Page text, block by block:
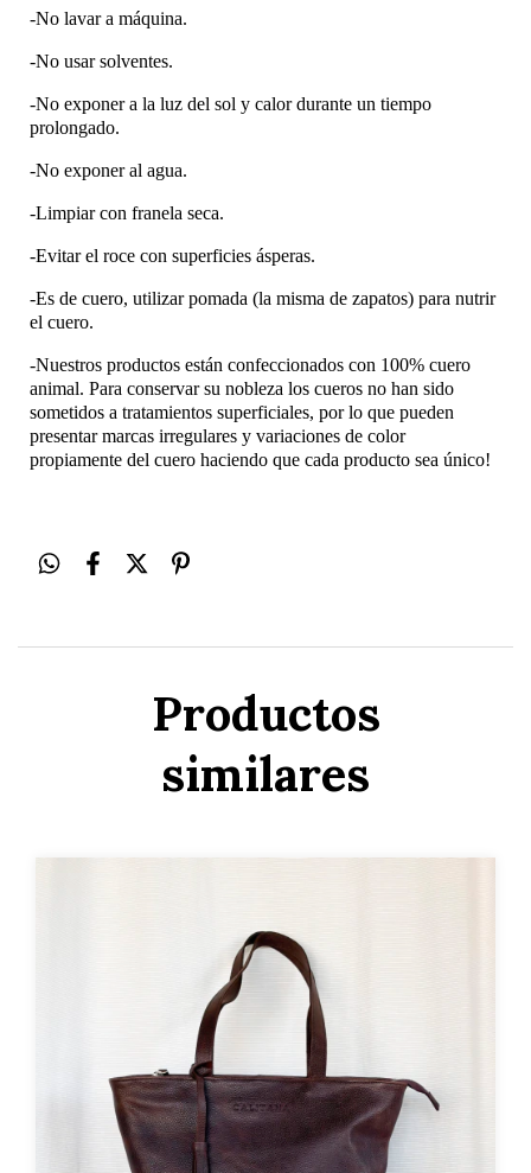
-No lavar a máquina.
-No usar solventes.
-No exponer a la luz del sol y calor durante un tiempo
prolongado.
-No exponer al agua.
-Limpiar con franela seca.
-Evitar el roce con superficies ásperas.
-Es de cuero, utilizar pomada (la misma de zapatos) para nutrir
el cuero.
-Nuestros productos están confeccionados con 100% cuero
animal. Para conservar su nobleza los cueros no han sido
sometidos a tratamientos superficiales, por lo que pueden
presentar marcas irregulares y variaciones de color
propiamente del cuero haciendo que cada producto sea único!
Productos
similares